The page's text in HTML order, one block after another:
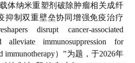
体纳米重塑剂破除肿瘤相关成纤
抑制双重壁垒协同增强免疫治疗
disrupt cancer-associated
alleviate immunosuppression for
immunotherapy）”为题，于2026年